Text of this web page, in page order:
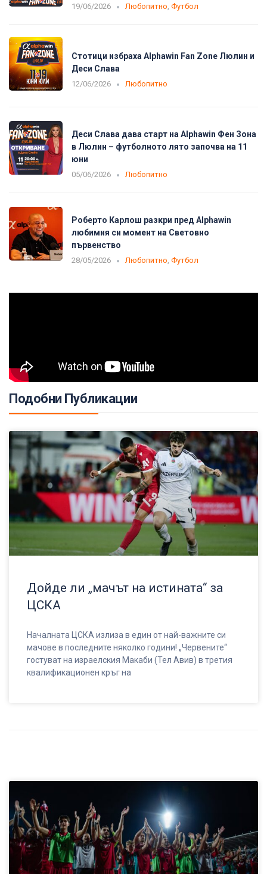
19/06/2026 Любопитно Футбол
Стотици избраха Alphawin Fan Zone Люлин и
Деси Слава
12/06/2026 Любопитно
Деси Слава дава старт на Alphawin Фен Зона
в Люлин – футболното лято започва на 11
юни
05/06/2026 Любопитно
Роберто Карлош разкри пред Alphawin
любимия си момент на Световно
първенство
28/05/2026 Любопитно Футбол
Подобни Публикации
Дойде ли „мачът на истината“ за
ЦСКА
Началната ЦСКА излиза в един от най-важните си
мачове в последните няколко години! „Червените“
гостуват на израелския Макаби (Тел Авив) в третия
квалификационен кръг на